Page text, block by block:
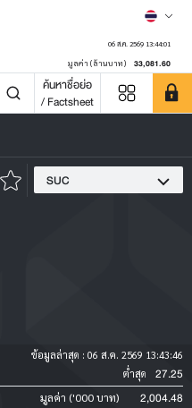
06 ส.ค. 2569 13:44:01
มูลค่า (ล้านบาท) 33,081.60
ค้นหาชื่อย่อ
/ Factsheet
SUC
ข้อมูลล่าสุด : 06 ส.ค. 2569 13:43:46
ต่ำสุด 27.25
มูลค่า ('000 บาท) 2,004.48